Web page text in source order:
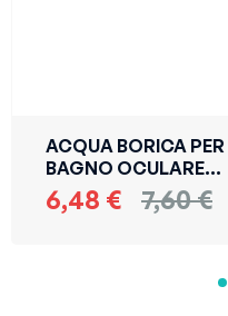
ACQUA BORICA PER
BAGNO OCULARE
STERILE 500 ML
MARCO VITI7,60€
6,48 €